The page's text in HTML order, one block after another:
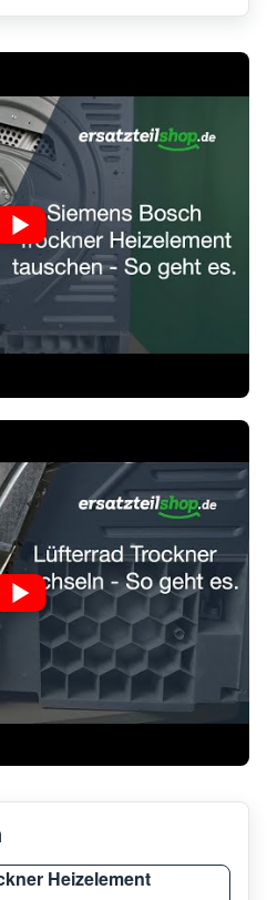
Heizelement